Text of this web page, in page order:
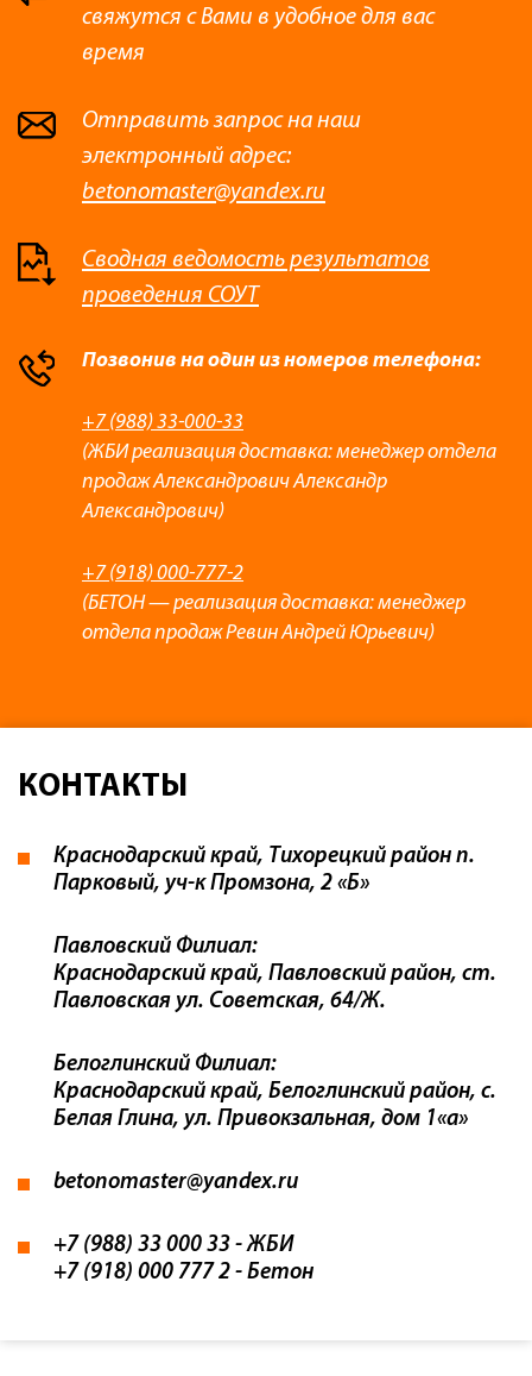
свяжутся с Вами в удобное для вас
время
Отправить запрос на наш
электронный адрес:
betonomaster@yandex.ru
Сводная ведомость результатов
проведения СОУТ
Позвонив на один из номеров телефона:
+7 (988) 33-000-33
(ЖБИ реализация доставка: менеджер отдела
продаж Александрович Александр
Александрович)
+7 (918) 000-777-2
(БЕТОН — реализация доставка: менеджер
отдела продаж Ревин Андрей Юрьевич)
КОНТАКТЫ
Краснодарский край, Тихорецкий район п.
Парковый, уч-к Промзона, 2 «Б»
Павловский Филиал:
Краснодарский край, Павловский район, ст.
Павловская ул. Советская, 64/Ж.
Белоглинский Филиал:
Краснодарский край, Белоглинский район, с.
Белая Глина, ул. Привокзальная, дом 1«а»
betonomaster@yandex.ru
+7 (988) 33 000 33 - ЖБИ
+7 (918) 000 777 2 - Бетон